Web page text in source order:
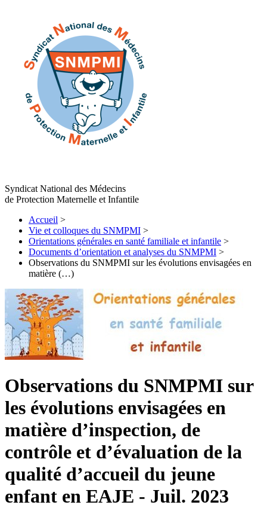
Syndicat National des Médecins
de Protection Maternelle et Infantile
Accueil >
Vie et colloques du SNMPMI >
Orientations générales en santé familiale et infantile >
Documents d’orientation et analyses du SNMPMI >
Observations du SNMPMI sur les évolutions envisagées en
matière (…)
Observations du SNMPMI sur
les évolutions envisagées en
matière d’inspection, de
contrôle et d’évaluation de la
qualité d’accueil du jeune
enfant en EAJE - Juil. 2023